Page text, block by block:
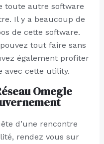
toute autre software
Il y a beaucoup de
de cette software.
tout faire sans
également profiter
avec cette utility.
Omegle
d’une rencontre
rendez vous sur